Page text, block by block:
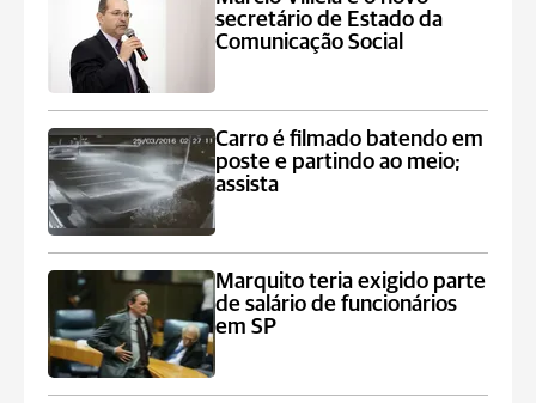
secretário de Estado da
Comunicação Social
Carro é filmado batendo em
poste e partindo ao meio;
assista
Marquito teria exigido parte
de salário de funcionários
em SP